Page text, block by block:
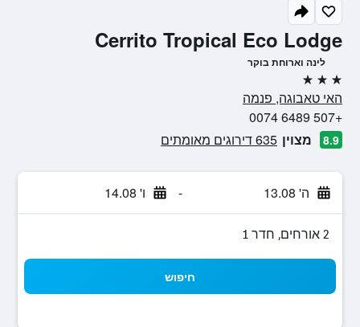
Cerrito Tropical Eco Lodge
לינה וארוחת בוקר
3 כוכבים
האי טאבוגה, פנמה
+507 6489 0074
8.9 מצוין 635 דירוגים מאומתים
ה' 13.08 - ו' 14.08
2 אורחים, חדר 1
חיפוש